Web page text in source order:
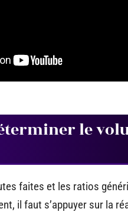
le
faites et les ratios
il faut s’appuyer sur la